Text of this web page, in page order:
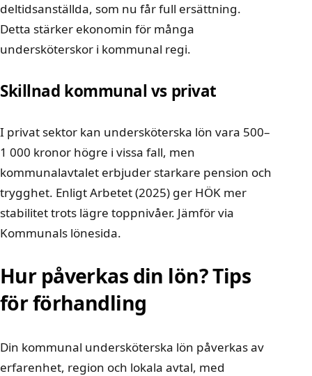
deltidsanställda, som nu får full ersättning.
Detta stärker ekonomin för många
undersköterskor i kommunal regi.
Skillnad kommunal vs privat
I privat sektor kan undersköterska lön vara 500–
1 000 kronor högre i vissa fall, men
kommunalavtalet erbjuder starkare pension och
trygghet. Enligt Arbetet (2025) ger HÖK mer
stabilitet trots lägre toppnivåer. Jämför via
Kommunals lönesida.
Hur påverkas din lön? Tips
för förhandling
Din kommunal undersköterska lön påverkas av
erfarenhet, region och lokala avtal, med